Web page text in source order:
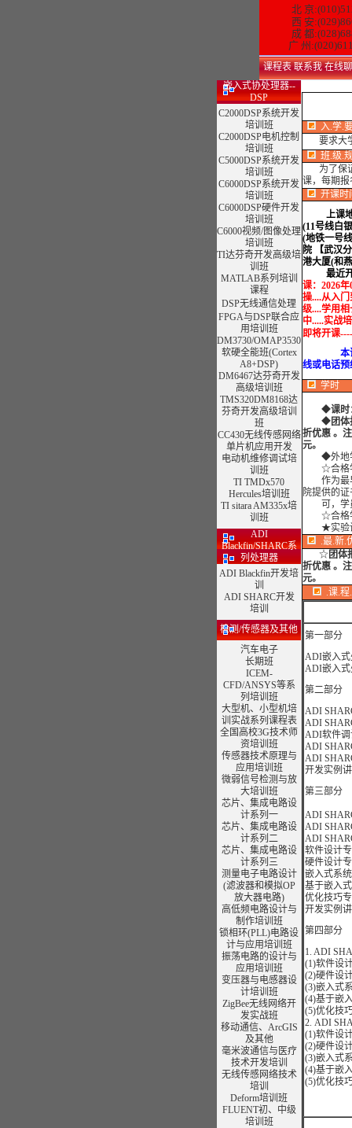
北 京
西 安
成 都
广 州
课程表 联系我 在线聊
嵌入式协处理器--
DSP
C2000DSP系统开发
培训班
C2000DSP电机控制
培训班
C5000DSP系统开发
培训班
C6000DSP系统开发
培训班
C6000DSP硬件开发
培训班
C6000视频/图像处理
培训班
TI达芬奇开发高级培
训班
MATLAB系列培训
课程
DSP无线通信处理
FPGA与DSP联合应
用培训班
DM3730/OMAP3530
软硬全能班(Cortex
A8+DSP)
DM6467达芬奇开发
高级培训班
TMS320DM8168达
芬奇开发高级培训
班
CC430无线传感网络
单片机应用开发
电动机维修调试培
训班
TI TMDx570
Hercules培训班
TI sitara AM335x培
训班
ADI
Blackfin/SHARC系
列处理器
ADI Blackfin开发培
训
ADI SHARC开发
培训
检测/传感器及其他
汽车电子
长期班
ICEM-
CFD/ANSYS等系
列培训班
大型机、小型机培
训实战系列课程表
全国高校3G技术师
资培训班
传感器技术原理与
应用培训班
微弱信号检测与放
大培训班
芯片、集成电路设
计系列一
芯片、集成电路设
计系列二
芯片、集成电路设
计系列三
测量电子电路设计
(滤波器和模拟OP
放大器电路)
高低频电路设计与
制作培训班
锁相环(PLL)电路设
计与应用培训班
振荡电路的设计与
应用培训班
变压器与电感器设
计培训班
ZigBee无线网络开
发实战班
移动通信、 ArcGIS
及其他
毫米波通信与医疗
技术开发培训
无线传感网络技术
培训
Deform培训班
FLUENT初、中级
培训班
入.学.
要求大
班.级.
为了保证
课，每期
开课时
上课
(11号线白
(地铁一号
院 【武汉
港大厦(和
最近
课： 2026
操....从入
级....学用
中.....实战
即将开课
本课程
线或电话预
学时
◆课时
◆团
折优惠 。
元。
◆外地学
☆合格学
作为最早
院提供的
可，学员
☆合格学
★实验
.最.新.
☆ 团体
折优惠 。
元。
.课.程
第一部分
ADI嵌入式
ADI嵌入式
第二部分
ADI
ADI
ADI软件调
ADI
ADI
开发实例
第三部分
ADI
ADI
ADI
软件设计
硬件设计
嵌入式系
基于嵌入
优化技巧
开发实例
第四部分
1. ADI
(1)软件设
(2)硬件设
(3)嵌入式
(4)基于嵌
(5)优化技
2. ADI
(1)软件设
(2)硬件设
(3)嵌入式
(4)基于嵌
(5)优化技